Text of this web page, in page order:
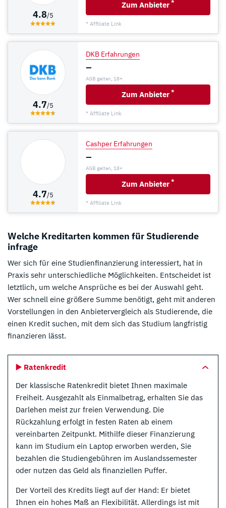
4.8/5
Zum Anbieter *
* Affiliate Link
4.7/5
DKB Erfahrungen
–
AGB gelten, 18+
Zum Anbieter *
* Affiliate Link
4.7/5
Cashper Erfahrungen
–
AGB gelten, 18+
Zum Anbieter *
* Affiliate Link
Welche Kreditarten kommen für Studierende
infrage
Wer sich für eine Studienfinanzierung interessiert, hat in
Praxis sehr unterschiedliche Möglichkeiten. Entscheidet ist
letztlich, um welche Ansprüche es bei der Auswahl geht.
Wer schnell eine größere Summe benötigt, geht mit anderen
Vorstellungen in den Anbietervergleich als Studierende, die
einen Kredit suchen, mit dem sich das Studium langfristig
finanzieren lässt.
▶️ Ratenkredit
Der klassische Ratenkredit bietet Ihnen maximale
Freiheit. Ausgezahlt als Einmalbetrag, erhalten Sie das
Darlehen meist zur freien Verwendung. Die
Rückzahlung erfolgt in festen Raten ab einem
vereinbarten Zeitpunkt. Mithilfe dieser Finanzierung
kann im Studium ein Laptop erworben werden, Sie
bezahlen die Studiengebühren im Auslandssemester
oder nutzen das Geld als finanziellen Puffer.
Der Vorteil des Kredits liegt auf der Hand: Er bietet
Ihnen ein hohes Maß an Flexibilität. Allerdings ist mit